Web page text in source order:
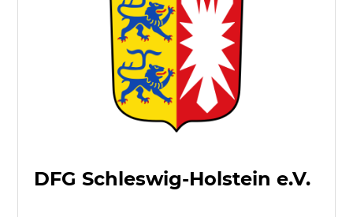
DFG Schleswig-Holstein e.V.